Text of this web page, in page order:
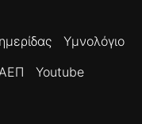
Υμνολόγιο
Youtube